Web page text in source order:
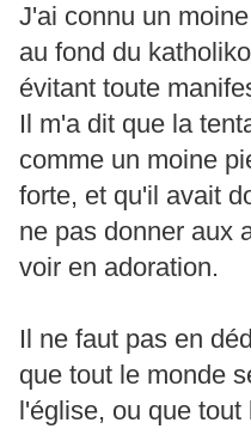
J'ai connu un
au fond du
évitant toute
Il m'a dit que la
comme un moine
forte, et qu'il avait
ne pas donner aux
voir en adoration.
Il ne faut pas en
que tout le monde
l'église, ou que